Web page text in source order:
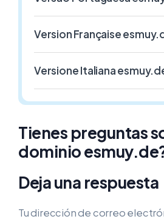
.GAFE.ES
ESPAÑA
1€ / Año
Version Française
Versione Italiana
Tienes preguntas
dominio
Deja una respuesta
Tu dirección de correo